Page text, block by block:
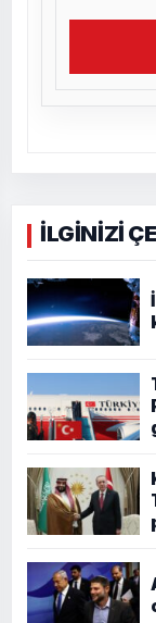
İLGİNİZİ